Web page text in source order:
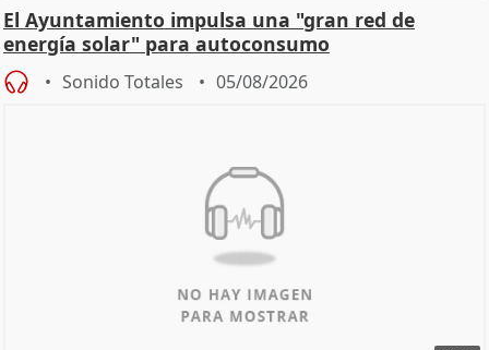
El Ayuntamiento impulsa una "gran red de
energía solar" para autoconsumo
Sonido Totales 05/08/2026